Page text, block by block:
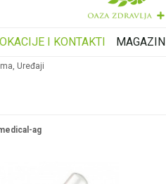
I KONTAKTI MAGAZIN
Uređaji
ag